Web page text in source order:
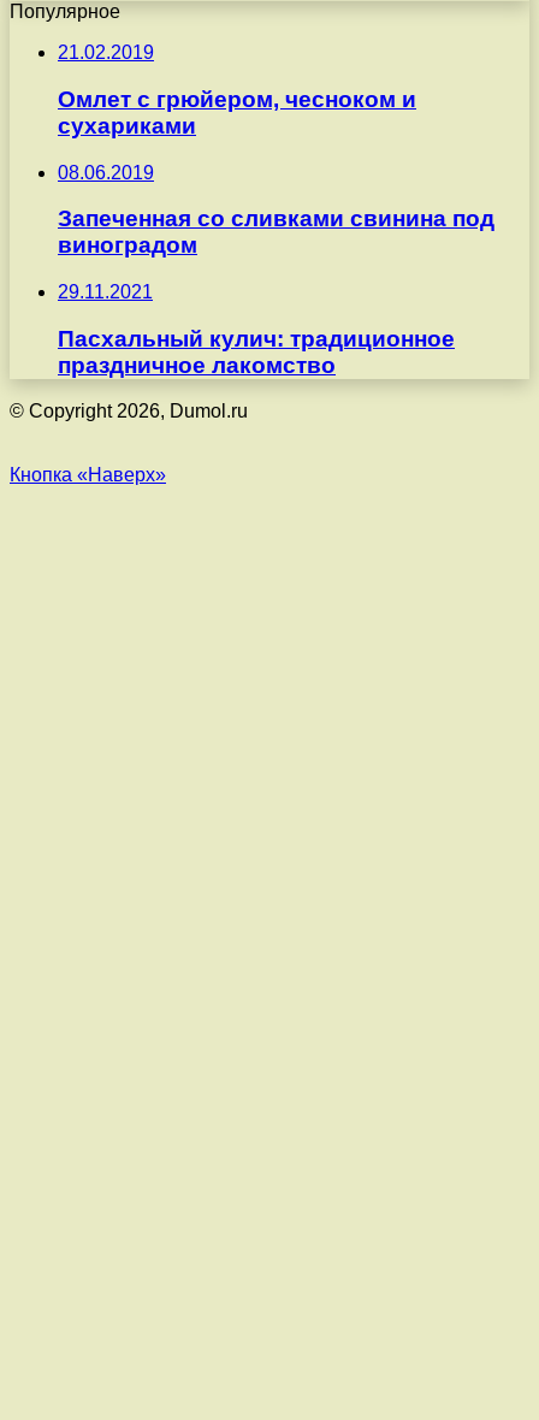
Популярное
21.02.2019
Омлет с грюйером, чесноком и
сухариками
08.06.2019
Запеченная со сливками свинина под
виноградом
29.11.2021
Пасхальный кулич: традиционное
праздничное лакомство
© Copyright 2026, Dumol.ru
Кнопка «Наверх»